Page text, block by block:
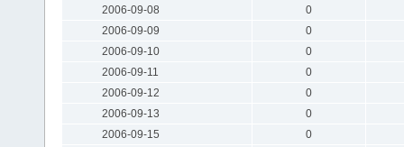
2006-09-08
0
2006-09-09
0
2006-09-10
0
2006-09-11
0
2006-09-12
0
2006-09-13
0
2006-09-15
0